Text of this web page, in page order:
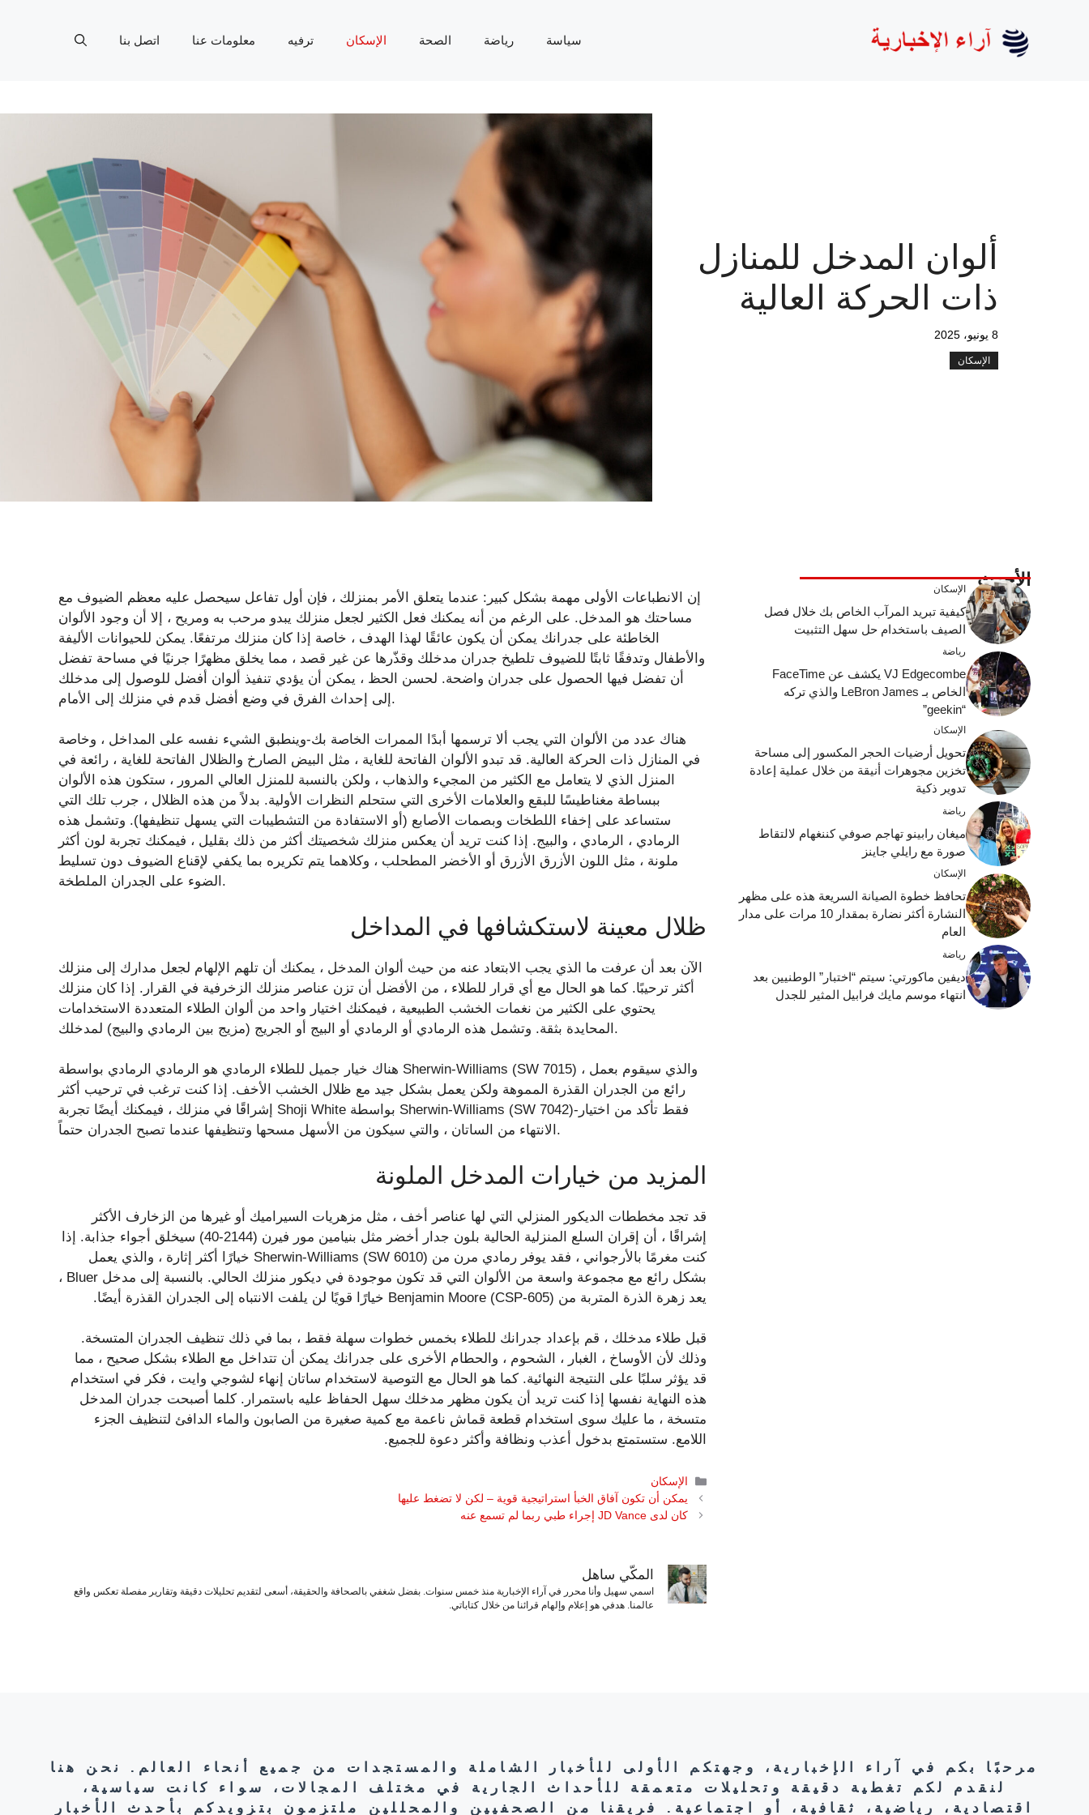
سياسة رياضة الصحة الإسكان ترفيه معلومات عنا اتصل بنا
ألوان المدخل للمنازل
ذات الحركة العالية
8 يونيو، 2025
الإسكان
إن الانطباعات الأولى مهمة بشكل كبير: عندما يتعلق الأمر بمنزلك ، فإن أول تفاعل سيحصل عليه معظم الضيوف مع
مساحتك هو المدخل. على الرغم من أنه يمكنك فعل الكثير لجعل منزلك يبدو مرحب به ومريح ، إلا أن وجود الألوان
الخاطئة على جدرانك يمكن أن يكون عائقًا لهذا الهدف ، خاصة إذا كان منزلك مرتفعًا. يمكن للحيوانات الأليفة
والأطفال وتدفقًا ثابتًا للضيوف تلطيخ جدران مدخلك وقذّرها عن غير قصد ، مما يخلق مظهرًا جرنيًا في مساحة تفضل
أن تفضل فيها الحصول على جدران واضحة. لحسن الحظ ، يمكن أن يؤدي تنفيذ ألوان أفضل للوصول إلى مدخلك
إلى إحداث الفرق في وضع أفضل قدم في منزلك إلى الأمام.
هناك عدد من الألوان التي يجب ألا ترسمها أبدًا الممرات الخاصة بك-وينطبق الشيء نفسه على المداخل ، وخاصة
في المنازل ذات الحركة العالية. قد تبدو الألوان الفاتحة للغاية ، مثل البيض الصارخ والظلال الفاتحة للغاية ، رائعة في
المنزل الذي لا يتعامل مع الكثير من المجيء والذهاب ، ولكن بالنسبة للمنزل العالي المرور ، ستكون هذه الألوان
ببساطة مغناطيسًا للبقع والعلامات الأخرى التي ستحلم النظرات الأولية. بدلاً من هذه الظلال ، جرب تلك التي
ستساعد على إخفاء اللطخات وبصمات الأصابع (أو الاستفادة من التشطيبات التي يسهل تنظيفها). وتشمل هذه
الرمادي ، الرمادي ، والبيج. إذا كنت تريد أن يعكس منزلك شخصيتك أكثر من ذلك بقليل ، فيمكنك تجربة لون أكثر
ملونة ، مثل اللون الأزرق الأزرق أو الأخضر المطحلب ، وكلاهما يتم تكريره بما يكفي لإقناع الضيوف دون تسليط
الضوء على الجدران الملطخة.
ظلال معينة لاستكشافها في المداخل
الآن بعد أن عرفت ما الذي يجب الابتعاد عنه من حيث ألوان المدخل ، يمكنك أن تلهم الإلهام لجعل مدارك إلى منزلك
أكثر ترحيبًا. كما هو الحال مع أي قرار للطلاء ، من الأفضل أن تزن عناصر منزلك الزخرفية في القرار. إذا كان منزلك
يحتوي على الكثير من نغمات الخشب الطبيعية ، فيمكنك اختيار واحد من ألوان الطلاء المتعددة الاستخدامات
المحايدة بثقة. وتشمل هذه الرمادي أو الرمادي أو البيج أو الجريج (مزيج بين الرمادي والبيج) لمدخلك.
هناك خيار جميل للطلاء الرمادي هو الرمادي الرمادي بواسطة Sherwin-Williams (SW 7015) ، والذي سيقوم بعمل
رائع من الجدران القذرة المموهة ولكن يعمل بشكل جيد مع ظلال الخشب الأخف. إذا كنت ترغب في ترحيب أكثر
إشراقًا في منزلك ، فيمكنك أيضًا تجربة Shoji White بواسطة Sherwin-Williams (SW 7042)-فقط تأكد من اختيار
الانتهاء من الساتان ، والتي سيكون من الأسهل مسحها وتنظيفها عندما تصبح الجدران حتماً.
المزيد من خيارات المدخل الملونة
قد تجد مخططات الديكور المنزلي التي لها عناصر أخف ، مثل مزهريات السيراميك أو غيرها من الزخارف الأكثر
إشراقًا ، أن إقران السلع المنزلية الحالية بلون جدار أخضر مثل بنيامين مور فيرن (2144-40) سيخلق أجواء جذابة. إذا
كنت مغرمًا بالأرجواني ، فقد يوفر رمادي مرن من Sherwin-Williams (SW 6010) خيارًا أكثر إثارة ، والذي يعمل
بشكل رائع مع مجموعة واسعة من الألوان التي قد تكون موجودة في ديكور منزلك الحالي. بالنسبة إلى مدخل Bluer ،
يعد زهرة الذرة المتربة من Benjamin Moore (CSP-605) خيارًا قويًا لن يلفت الانتباه إلى الجدران القذرة أيضًا.
قبل طلاء مدخلك ، قم بإعداد جدرانك للطلاء بخمس خطوات سهلة فقط ، بما في ذلك تنظيف الجدران المتسخة.
وذلك لأن الأوساخ ، الغبار ، الشحوم ، والحطام الأخرى على جدرانك يمكن أن تتداخل مع الطلاء بشكل صحيح ، مما
قد يؤثر سلبًا على النتيجة النهائية. كما هو الحال مع التوصية لاستخدام ساتان إنهاء لشوجي وايت ، فكر في استخدام
هذه النهاية نفسها إذا كنت تريد أن يكون مظهر مدخلك سهل الحفاظ عليه باستمرار. كلما أصبحت جدران المدخل
متسخة ، ما عليك سوى استخدام قطعة قماش ناعمة مع كمية صغيرة من الصابون والماء الدافئ لتنظيف الجزء
اللامع. ستستمتع بدخول أعذب ونظافة وأكثر دعوة للجميع.
التصنيفات
الإسكان
يمكن أن تكون آفاق الخبأ استراتيجية قوية – لكن لا تضغط عليها
كان لدى JD Vance إجراء طبي ربما لم تسمع عنه
المكّي ساهل
اسمي سهيل وأنا محرر في آراء الإخبارية منذ خمس سنوات. بفضل شغفي بالصحافة والحقيقة، أسعى لتقديم تحليلات دقيقة وتقارير مفصلة تعكس واقع
عالمنا. هدفي هو إعلام وإلهام قرائنا من خلال كتاباتي.
الأحدث الإسكان
كيفية تبريد المرآب الخاص بك خلال فصل
الصيف باستخدام حل سهل التثبيت
رياضة
VJ Edgecombe يكشف عن FaceTime
الخاص بـ LeBron James والذي تركه
“geekin”
الإسكان
تحويل أرضيات الحجر المكسور إلى مساحة
تخزين مجوهرات أنيقة من خلال عملية إعادة
تدوير ذكية
رياضة
ميغان رابينو تهاجم صوفي كننغهام لالتقاط
صورة مع رايلي جاينز
الإسكان
تحافظ خطوة الصيانة السريعة هذه على مظهر
النشارة أكثر نضارة بمقدار 10 مرات على مدار
العام
رياضة
ديفين ماكورتي: سيتم “اختبار” الوطنيين بعد
انتهاء موسم مايك فرابيل المثير للجدل
مرحبًا بكم في آراء الإخبارية، وجهتكم الأولى للأخبار الشاملة والمستجدات من جميع أنحاء العالم. نحن هنا
لنقدم لكم تغطية دقيقة وتحليلات متعمقة للأحداث الجارية في مختلف المجالات، سواء كانت سياسية،
اقتصادية، رياضية، ثقافية، أو اجتماعية. فريقنا من الصحفيين والمحللين ملتزمون بتزويدكم بأحدث الأخبار